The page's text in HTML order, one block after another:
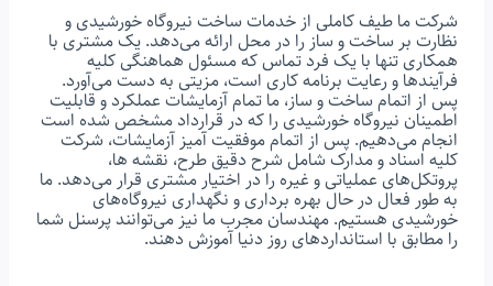
شرکت ما طیف کاملی از خدمات ساخت نیروگاه خورشیدی و
نظارت بر ساخت و ساز را در محل ارائه می‌دهد. یک مشتری با
همکاری تنها با یک فرد تماس که مسئول هماهنگی کلیه
فرآیندها و رعایت برنامه کاری است، مزیتی به دست می‌آورد.
پس از اتمام ساخت و ساز، ما تمام آزمایشات عملکرد و قابلیت
اطمینان نیروگاه خورشیدی را که در قرارداد مشخص شده است
انجام می‌دهیم. پس از اتمام موفقیت آمیز آزمایشات، شرکت
کلیه اسناد و مدارک شامل شرح دقیق طرح، نقشه ها،
پروتکل‌های عملیاتی و غیره را در اختیار مشتری قرار می‌دهد. ما
به طور فعال در حال بهره برداری و نگهداری نیروگاه‌های
خورشیدی هستیم. مهندسان مجرب ما نیز می‌توانند پرسنل شما
را مطابق با استانداردهای روز دنیا آموزش دهند.